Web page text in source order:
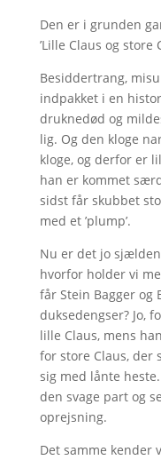
Den er i grunden
’Lille Claus og store
Besiddertrang,
indpakket i en
druknedød og
lig. Og den kloge
kloge, og derfor er
han er kommet
sidst får skubbet
med et ’plump’.
Nu er det jo
hvorfor holder vi
får Stein Bagger og
duksedengser? Jo,
lille Claus, mens
for store Claus, der
sig med lånte
den svage part og
oprejsning.
Det samme kender